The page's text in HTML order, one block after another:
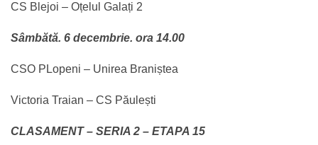
CS Blejoi – Oțelul Galați 2
Sâmbătă. 6 decembrie. ora 14.00
CSO PLopeni – Unirea Braniștea
Victoria Traian – CS Păulești
CLASAMENT – SERIA 2 – ETAPA 15